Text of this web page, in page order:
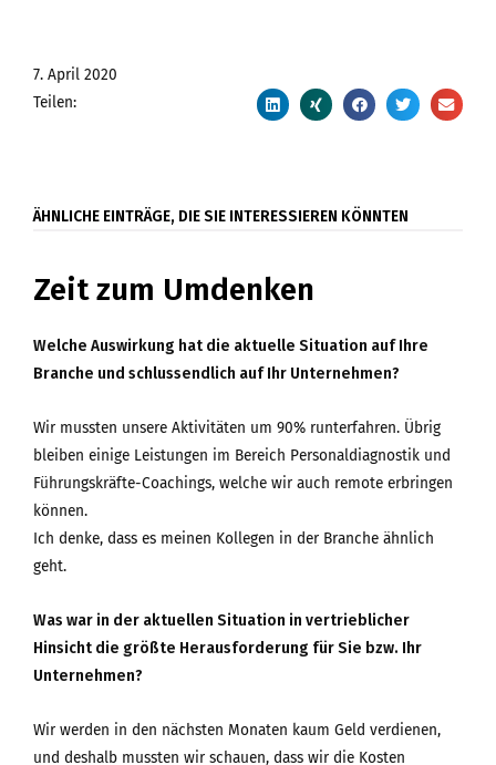
7. April 2020
Teilen:
ÄHNLICHE EINTRÄGE, DIE SIE INTERESSIEREN KÖNNTEN
Zeit zum Umdenken
Welche Auswirkung hat die aktuelle Situation auf Ihre
Branche und schlussendlich auf Ihr Unternehmen?
Wir mussten unsere Aktivitäten um 90% runterfahren. Übrig
bleiben einige Leistungen im Bereich Personaldiagnostik und
Führungskräfte-Coachings, welche wir auch remote erbringen
können.
Ich denke, dass es meinen Kollegen in der Branche ähnlich
geht.
Was war in der aktuellen Situation in vertrieblicher
Hinsicht die größte Herausforderung für Sie bzw. Ihr
Unternehmen?
Wir werden in den nächsten Monaten kaum Geld verdienen,
und deshalb mussten wir schauen, dass wir die Kosten